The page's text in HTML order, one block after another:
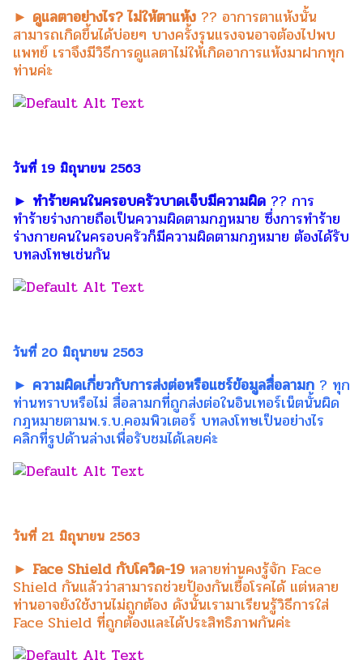
► ดูแลตาอย่างไร? ไม่ให้ตาแห้ง ?? อาการตาแห้งนั้น
สามารถเกิดขึ้นได้บ่อยๆ บางครั้งรุนแรงจนอาจต้องไปพบ
แพทย์ เราจึงมีวิธีการดูแลตาไม่ให้เกิดอาการแห้งมาฝากทุก
ท่านค่ะ
วันที่ 19 มิถุนายน 2563
► ทำร้ายคนในครอบครัวบาดเจ็บมีความผิด ?? การ
ทำร้ายร่างกายถือเป็นความผิดตามกฏหมาย ซึ่งการทำร้าย
ร่างกายคนในครอบครัวก็มีความผิดตามกฎหมาย ต้องได้รับ
บทลงโทษเช่นกัน
วันที่ 20 มิถุนายน 2563
► ความผิดเกี่ยวกับการส่งต่อหรือแชร์ข้อมูลสื่อลามก ? ทุก
ท่านทราบหรือไม่ สื่อลามกที่ถูกส่งต่อในอินเทอร์เน็ตนั้นผิด
กฎหมายตามพ.ร.บ.คอมพิวเตอร์ บทลงโทษเป็นอย่างไร
คลิกที่รูปด้านล่างเพื่อรับชมได้เลยค่ะ
วันที่ 21 มิถุนายน 2563
► Face Shield กับโควิด-19 หลายท่านคงรู้จัก Face
Shield กันแล้วว่าสามารถช่วยป้องกันเชื้อโรคได้ แต่หลาย
ท่านอาจยังใช้งานไม่ถูกต้อง ดังนั้นเรามาเรียนรู้วิธีการใส่
Face Shield ที่ถูกต้องและได้ประสิทธิภาพกันค่ะ